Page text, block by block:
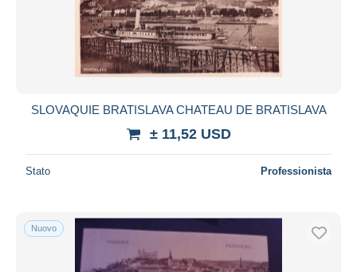
SLOVAQUIE BRATISLAVA CHATEAU DE BRATISLAVA
± 11,52 USD
Stato Professionista
Nuovo